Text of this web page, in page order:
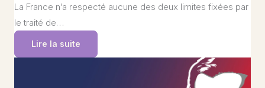
La France n’a respecté aucune des deux limites fixées par
le traité de…
Lire la suite